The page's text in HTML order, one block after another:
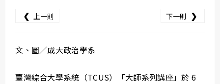
❮ 上一則 下一則 ❯
文、圖／成大政治學系
臺灣綜合大學系統（TCUS）「大師系列講座」於 6